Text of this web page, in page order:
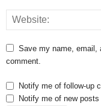
Save my name, email,
comment.
Notify me of follow-up
Notify me of new